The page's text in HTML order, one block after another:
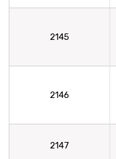
2145
2146
2147